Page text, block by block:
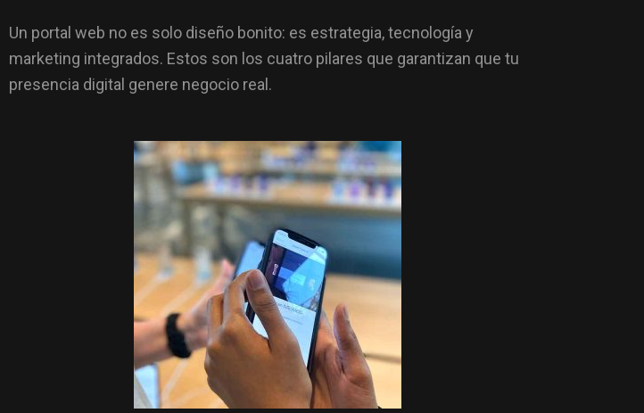
Un portal web no es solo diseño bonito: es estrategia, tecnología y
marketing integrados. Estos son los cuatro pilares que garantizan que tu
presencia digital genere negocio real.